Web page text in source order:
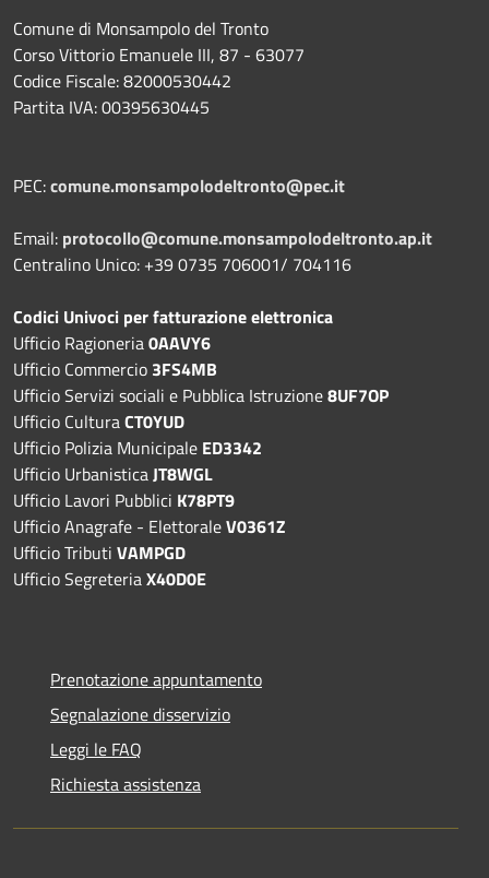
Comune di Monsampolo del Tronto
Corso Vittorio Emanuele III, 87 - 63077
Codice Fiscale: 82000530442
Partita IVA: 00395630445
PEC:comune.monsampolodeltronto@pec.it
Email: protocollo@comune.monsampolodeltronto.ap.it
Centralino Unico: +39 0735 706001/ 704116
Codici Univoci per fatturazione elettronica
Ufficio Ragioneria0AAVY6
Ufficio Commercio 3FS4MB
Ufficio Servizi sociali e Pubblica Istruzione8UF7OP
Ufficio CulturaCT0YUD
Ufficio Polizia Municipale ED3342
Ufficio UrbanisticaJT8WGL
Ufficio Lavori Pubblici K78PT9
Ufficio Anagrafe - ElettoraleV0361Z
Ufficio Tributi VAMPGD
Ufficio SegreteriaX40D0E
Prenotazione appuntamento
Segnalazione disservizio
Leggi le FAQ
Richiesta assistenza